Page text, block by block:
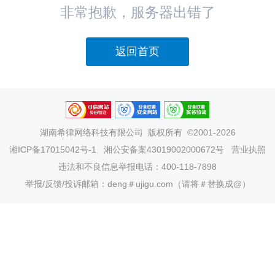
非常抱歉，服务器出错了
返回首页
湖南希律网络科技有限公司
版权所有 ©2001-2026
湘ICP备17015042号-1
湘公安备案43019002000672号
营业执照
违法和不良信息举报电话：400-118-7898
举报/反馈/投诉邮箱：deng＃ujigu.com（请将＃替换成@）